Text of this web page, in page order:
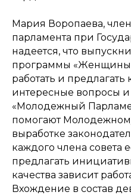
Мария Воропаева,
парламента при
надеется, что
программы
работать и
интересные вопросы
«Молодежный
помогают
выработке
каждого члена совета
предлагать
качества зависит
Вхождение в состав